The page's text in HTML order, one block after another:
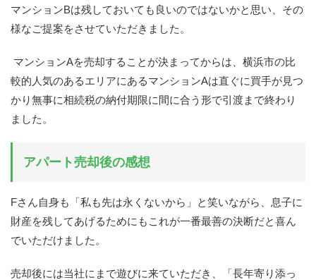
マンションBは残しておいても良いのではないかと思い、その
様なご提案をさせていただきました。
マンションAを売却することが決まってからは、横浜市の比
較的人気のあるエリアにあるマンションAは直ぐに買手が見つ
かり無事に相続税の納付期限に間に合う形で引渡まで終わり
ました。
アパート売却後の感想
Fさん自身も「私も先は永くないから」と笑いながら、息子に
財産を残してあげるためにもこれが一番最善の決断だと喜ん
でいただけました。
売却後には当社にまで遊びに来ていただき、「長年寄り添っ